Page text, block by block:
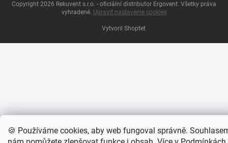
🍪 Používáme cookies, aby web fungoval správně.
Vytvoril Shoptet
Copyright 2026 Rekuvent s.r.o. - oficiální distributor Ergovent. Všetky práva
vyhradené. Upraviť nastavenie cookies